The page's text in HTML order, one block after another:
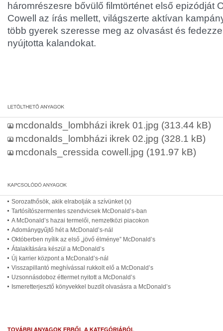
háromrészesre bővülő filmtörténet első epizódját
Cowell az írás mellett, világszerte aktívan
több gyerek szeresse meg az olvasást és
nyújtotta kalandokat.
mcdonalds_lombházi ikrek 01.jpg (313.44 kB)
mcdonalds_lombházi ikrek 02.jpg (328.1 kB)
mcdonals_cressida cowell.jpg (191.97 kB)
Sorozathősök, akik elrabolják a szívünket (x)
Tartósítószermentes szendvicsek McDonald’s-ban
A McDonald’s hazai termelői, nemzetközi piacokon
Adománygyűjtő hét a McDonald’s-nál
Októberben nyílik az első „jövő élménye” McDonald’s
Átalakítására készül a McDonald’s
Új karrier központ a McDonald’s-nál
Visszapillantó meghívással rukkolt elő a McDonald’s
Uzsonnásdoboz éttermet nyitott a McDonald’s
Ismeretterjesztő könyvekkel buzdít olvasásra a McDonald’s
TOVÁBBI ANYAGOK EBBŐL A KATEGÓRIÁBÓL